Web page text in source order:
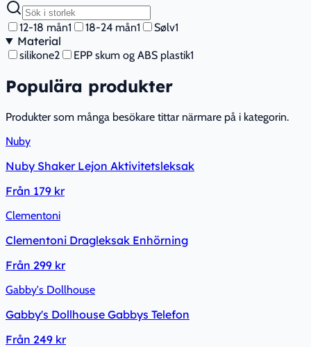
12-18 mån1 18-24 mån1 Sølv1
Material
silikone2 EPP skum og ABS plastik1
Populära produkter
Produkter som många besökare tittar närmare på i kategorin.
Nuby
Nuby Shaker Lejon Aktivitetsleksak
Från 179 kr
Clementoni
Clementoni Dragleksak Enhörning
Från 299 kr
Gabby's Dollhouse
Gabby's Dollhouse Gabbys Telefon
Från 249 kr